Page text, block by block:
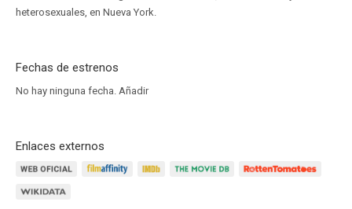
heterosexuales, en Nueva York.
Fechas de estrenos
No hay ninguna fecha. Añadir
Enlaces externos